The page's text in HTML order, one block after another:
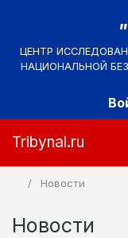
ЦЕНТР
НАЦИОНАЛЬНОЙ
Tribynal.ru
Новости
Новости